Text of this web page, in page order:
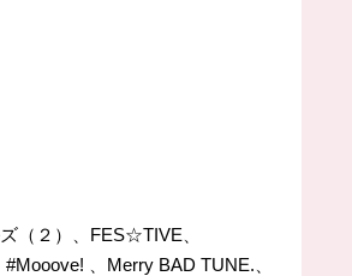
（２）、FES☆TIVE、
、Merry BAD TUNE.、